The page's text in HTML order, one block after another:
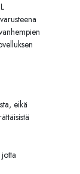
eikä
jotta